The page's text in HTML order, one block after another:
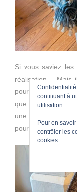
Si vous saviez les
réalisation… Mais
pour un rendu
que le tweed était
une poche
pour planquer le
Confidentialité
continuant à
utilisation.
Pour en
contrôler les
cookies